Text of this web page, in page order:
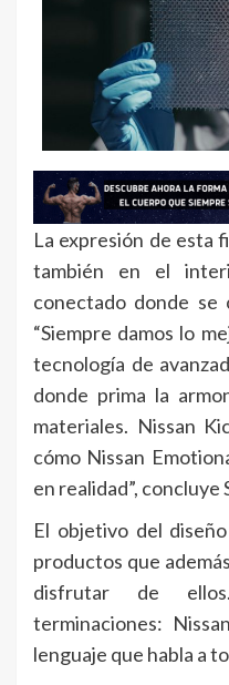
La expresión de esta
también en el
conectado donde se
“Siempre damos lo
tecnología de
donde prima la
materiales. Nissan
cómo Nissan
en realidad”, concluye
El objetivo del
productos que
disfrutar de
terminaciones:
lenguaje que habla a